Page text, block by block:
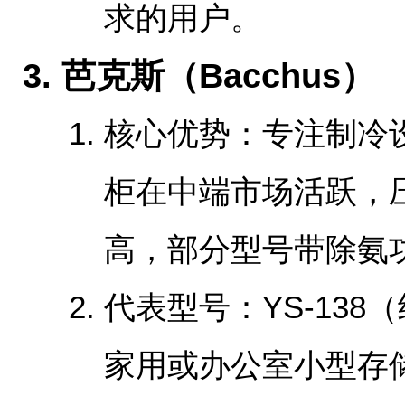
求的用户。
‌3. 芭克斯（Bacchus）‌
核心优势‌：专注制冷
柜在中端市场活跃，
高，部分型号带除氨
代表型号‌：YS-138
家用或办公室小型存